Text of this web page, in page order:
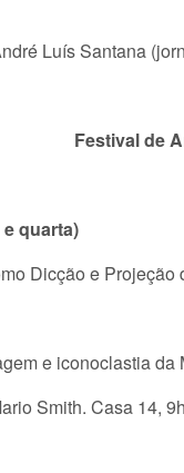
Luís Santana
Festival de
e quarta)
Dicção e Projeção
e iconoclastia
Smith. Casa 14,